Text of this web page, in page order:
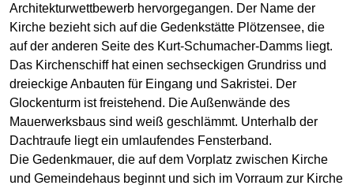
Architekturwettbewerb hervorgegangen. Der Name der
Kirche bezieht sich auf die Gedenkstätte Plötzensee, die
auf der anderen Seite des Kurt-Schumacher-Damms liegt.
Das Kirchenschiff hat einen sechseckigen Grundriss und
dreieckige Anbauten für Eingang und Sakristei. Der
Glockenturm ist freistehend. Die Außenwände des
Mauerwerksbaus sind weiß geschlämmt. Unterhalb der
Dachtraufe liegt ein umlaufendes Fensterband.
Die Gedenkmauer, die auf dem Vorplatz zwischen Kirche
und Gemeindehaus beginnt und sich im Vorraum zur Kirche